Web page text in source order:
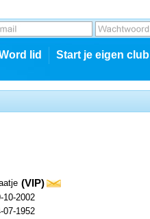
lid Start je eigen club
(VIP)
10-2002
07-1952